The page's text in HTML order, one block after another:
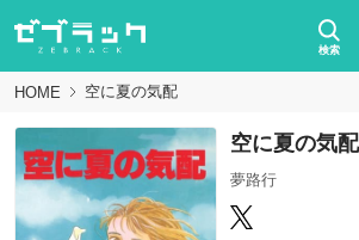
検索
HOME 空に夏の気配
空に夏の気配
夢路行